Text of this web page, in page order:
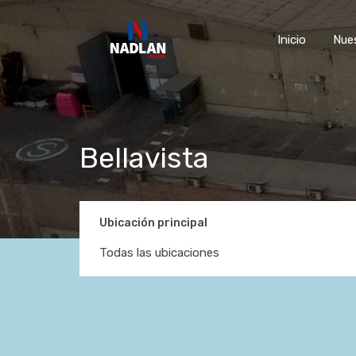
Inicio
Bellavista
Ubicación principal
Todas las ubicaciones